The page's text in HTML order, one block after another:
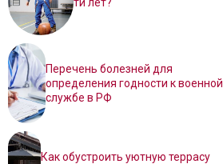
Перечень болезней для
определения годности к военной
службе в РФ
Как обустроить уютную террасу